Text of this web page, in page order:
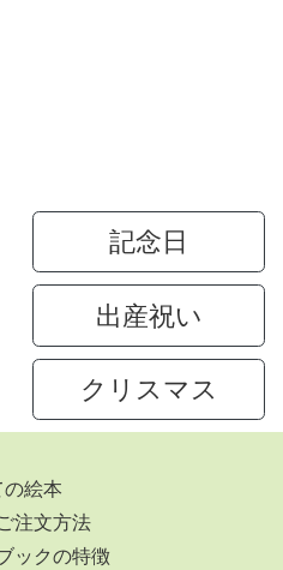
記念日
出産祝い
クリスマス
絵本
注文方法
ックの特徴